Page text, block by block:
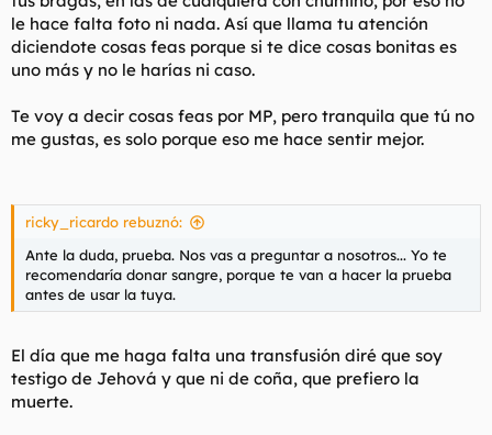
le hace falta foto ni nada. Así que llama tu atención
diciendote cosas feas porque si te dice cosas bonitas es
uno más y no le harías ni caso.
Te voy a decir cosas feas por MP, pero tranquila que tú no
me gustas, es solo porque eso me hace sentir mejor.
ricky_ricardo rebuznó:
Ante la duda, prueba. Nos vas a preguntar a nosotros... Yo te
recomendaría donar sangre, porque te van a hacer la prueba
antes de usar la tuya.
El día que me haga falta una transfusión diré que soy
testigo de Jehová y que ni de coña, que prefiero la
muerte.